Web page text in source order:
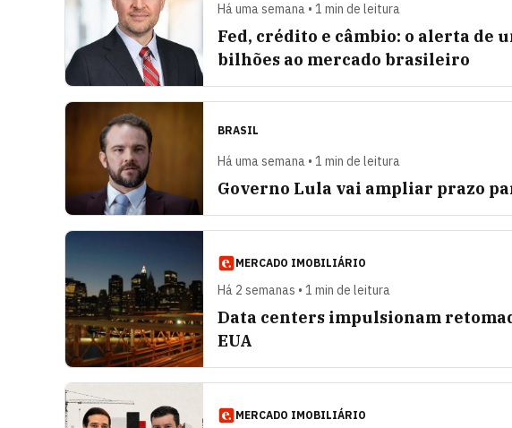
Há uma semana • 1 min de leitura
Fed, crédito e câmbio: o alerta de
bilhões ao mercado brasileiro
BRASIL
Há uma semana • 1 min de leitura
Governo Lula vai ampliar prazo
MERCADO IMOBILIÁRIO
Há 2 semanas • 1 min de leitura
Data centers impulsionam
EUA
MERCADO IMOBILIÁRIO